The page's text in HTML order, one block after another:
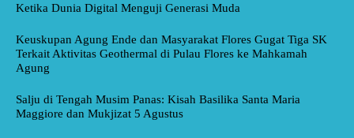
Ketika Dunia Digital Menguji Generasi Muda
Keuskupan Agung Ende dan Masyarakat Flores Gugat Tiga SK
Terkait Aktivitas Geothermal di Pulau Flores ke Mahkamah
Agung
Salju di Tengah Musim Panas: Kisah Basilika Santa Maria
Maggiore dan Mukjizat 5 Agustus